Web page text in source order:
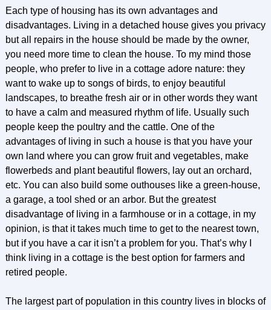
Each type of housing has its own advantages and
disadvantages. Living in a detached house gives you privacy
but all repairs in the house should be made by the owner,
you need more time to clean the house. To my mind those
people, who prefer to live in a cottage adore nature: they
want to wake up to songs of birds, to enjoy beautiful
landscapes, to breathe fresh air or in other words they want
to have a calm and measured rhythm of life. Usually such
people keep the poultry and the cattle. One of the
advantages of living in such a house is that you have your
own land where you can grow fruit and vegetables, make
flowerbeds and plant beautiful flowers, lay out an orchard,
etc. You can also build some outhouses like a green-house,
a garage, a tool shed or an arbor. But the greatest
disadvantage of living in a farmhouse or in a cottage, in my
opinion, is that it takes much time to get to the nearest town,
but if you have a car it isn’t a problem for you. That’s why I
think living in a cottage is the best option for farmers and
retired people.
The largest part of population in this country lives in blocks of